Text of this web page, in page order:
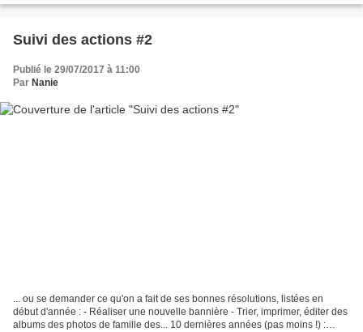
Suivi des actions #2
Publié le 29/07/2017 à 11:00
Par Nanie
... ou se demander ce qu'on a fait de ses bonnes résolutions, listées en
début d'année : - Réaliser une nouvelle bannière - Trier, imprimer, éditer des
albums des photos de famille des... 10 dernières années (pas moins !) :